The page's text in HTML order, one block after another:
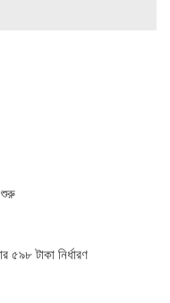
শুরু
৫৯৮ টাকা নির্ধারণ